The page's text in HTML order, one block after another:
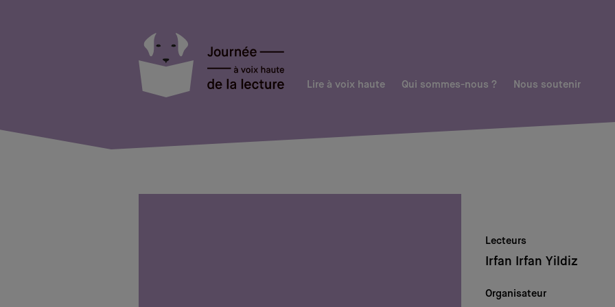
Lire à voix haute Qui sommes-nous ? Nous soutenir
Lecteurs
Irfan Irfan Yildiz
Organisateur